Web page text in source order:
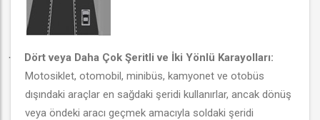
·
Dört veya Daha Çok Şeritli ve İki Yönlü Karayolları:
Motosiklet, otomobil, minibüs, kamyonet ve otobüs
dışındaki araçlar en sağdaki şeridi kullanırlar, ancak dönüş
veya öndeki aracı geçmek amacıyla soldaki şeridi